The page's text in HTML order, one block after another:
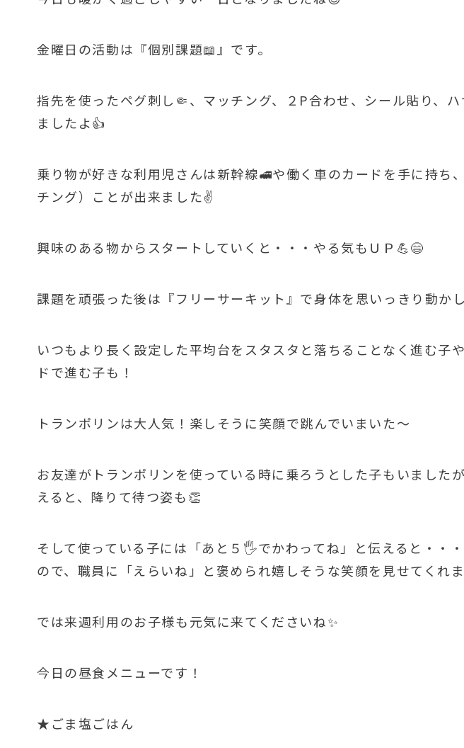
金曜日の活動は『個別課題📖』です。
指先を使ったペグ刺し🤏、マッチング、２P合わせ、シール貼り、
ましたよ👍
乗り物が好きな利用児さんは新幹線🚅や働く車のカードを手に持ち
チング）ことが出来ました✌
興味のある物からスタートしていくと・・・やる気もＵＰ💪😄
課題を頑張った後は『フリーサーキット』で身体を思いっきり動か
いつもより長く設定した平均台をスタスタと落ちることなく進む子
ドで進む子も！
トランポリンは大人気！楽しそうに笑顔で跳んでいまいた～
お友達がトランポリンを使っている時に乗ろうとした子もいました
えると、降りて待つ姿も👏
そして使っている子には「あと５🖐でかわってね」と伝えると・・
ので、職員に「えらいね」と褒められ嬉しそうな笑顔を見せてくれ
では来週利用のお子様も元気に来てくださいね✨
今日の昼食メニューです！
★ごま塩ごはん